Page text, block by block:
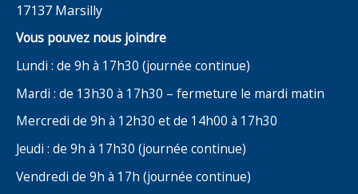
17137 Marsilly
Vous pouvez nous joindre
Lundi : de 9h à 17h30 (journée continue)
Mardi : de 13h30 à 17h30 – fermeture le mardi matin
Mercredi de 9h à 12h30 et de 14h00 à 17h30
Jeudi : de 9h à 17h30 (journée continue)
Vendredi de 9h à 17h (journée continue)